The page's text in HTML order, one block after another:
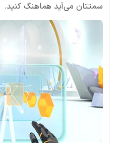
سمتتان می‌آید هماهنگ کنید.